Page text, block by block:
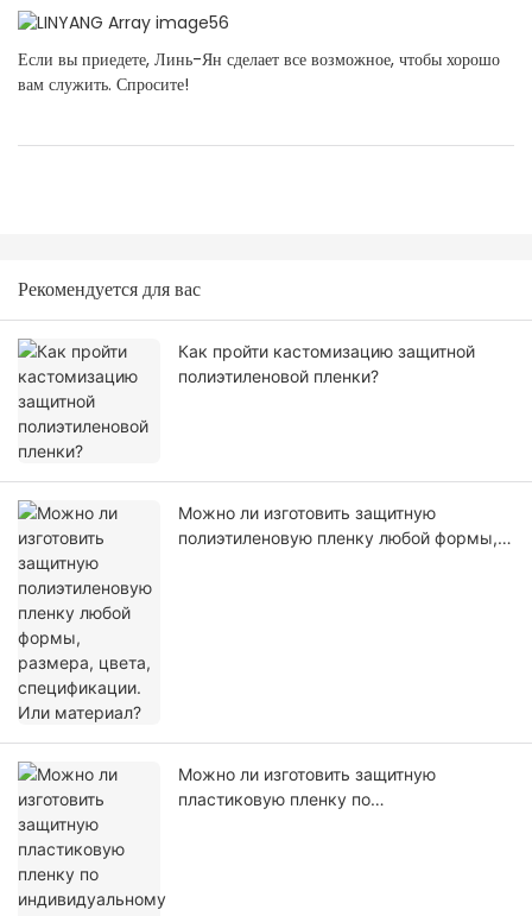
Если вы приедете, Линь-Ян сделает все возможное, чтобы хорошо
вам служить. Спросите!
Рекомендуется для вас
Как пройти кастомизацию защитной
полиэтиленовой пленки?
Можно ли изготовить защитную
полиэтиленовую пленку любой формы,
Можно ли изготовить защитную
пластиковую пленку по